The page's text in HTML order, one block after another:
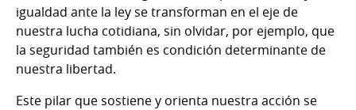
igualdad ante la ley se transforman en el eje de
nuestra lucha cotidiana, sin olvidar, por ejemplo, que
la seguridad también es condición determinante de
nuestra libertad.
Este pilar que sostiene y orienta nuestra acción se